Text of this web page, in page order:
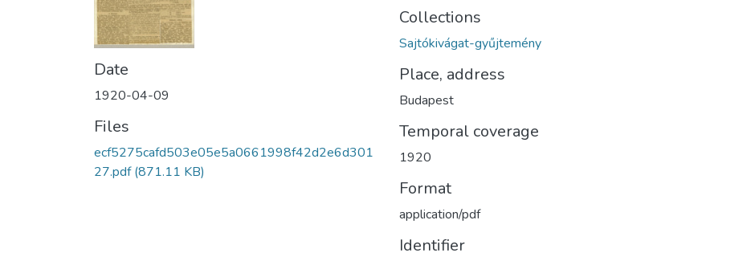
Date
1920-04-09
Files
ecf5275cafd503e05e5a0661998f42d2e6d301
27.pdf(871.11 KB)
Collections
Sajtókivágat-gyűjtemény
Place, address
Budapest
Temporal coverage
1920
Format
application/pdf
Identifier